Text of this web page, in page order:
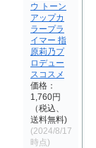
ウ トーン
アップカ
ラープラ
イマー 指
原莉乃プ
ロデュー
スコスメ
価格：
1,760円
（税込、
送料無料)
(2024/8/17
時点)